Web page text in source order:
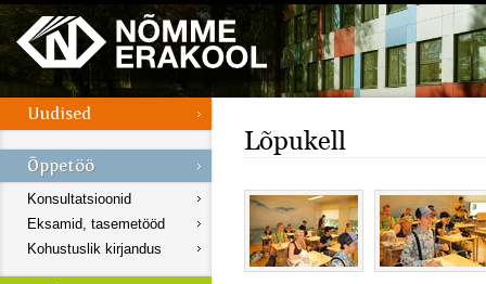
Konsultatsioonid
Eksamid, tasemetööd
Kohustuslik kirjandus
Lõpukell